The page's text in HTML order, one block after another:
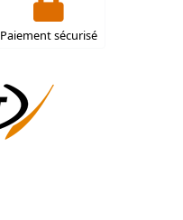
Paiement sécurisé